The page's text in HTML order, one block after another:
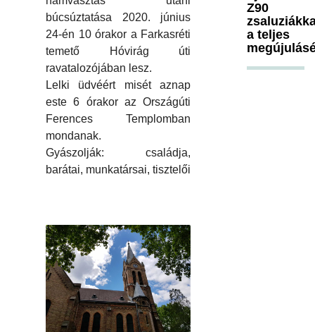
búcsúztatása 2020. június
24-én 10 órakor a Farkasréti
temető Hóvirág úti
ravatalozójában lesz.
Lelki üdvéért misét aznap
este 6 órakor az Országúti
Ferences Templomban
mondanak.
Gyászolják: családja,
barátai, munkatársai, tisztelői
Z90
a teljes